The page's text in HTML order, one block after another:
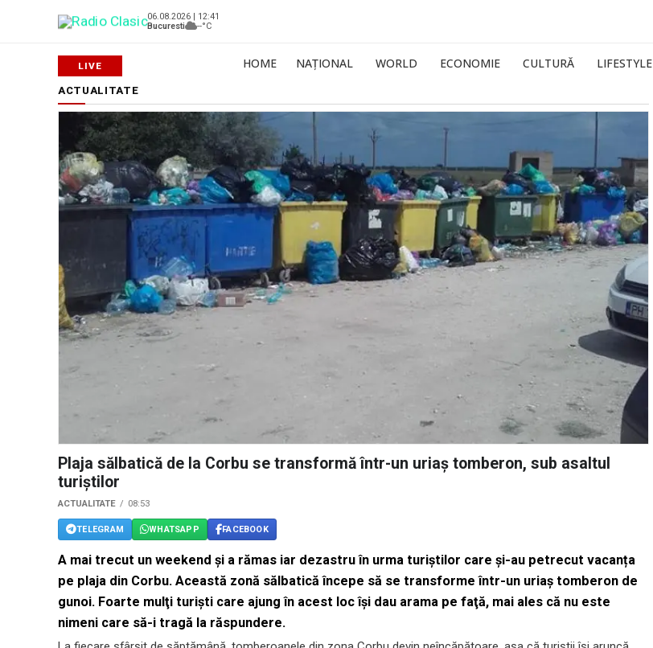
06.08.2026 | 12:41
Bucuresti
--°C
HOME NAȚIONAL WORLD ECONOMIE CULTURĂ LIFESTYLE
ACTUALITATE
Plaja sălbatică de la Corbu se transformă într-un uriaș tomberon, sub asaltul
turiștilor
ACTUALITATE 08:53
TELEGRAM WHATSAPP FACEBOOK
A mai trecut un weekend și a rămas iar dezastru în urma turiștilor care și-au petrecut vacanța
pe plaja din Corbu. Această zonă sălbatică începe să se transforme într-un uriaş tomberon de
gunoi. Foarte mulţi turişti care ajung în acest loc îşi dau arama pe faţă, mai ales că nu este
nimeni care să-i tragă la răspundere.